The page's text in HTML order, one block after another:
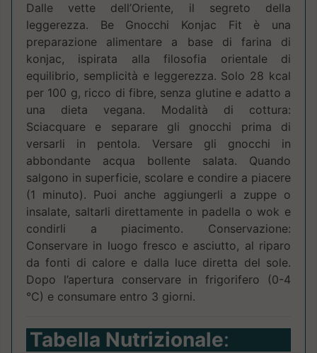
Dalle vette dell’Oriente, il segreto della
leggerezza. Be Gnocchi Konjac Fit è una
preparazione alimentare a base di farina di
konjac, ispirata alla filosofia orientale di
equilibrio, semplicità e leggerezza. Solo 28 kcal
per 100 g, ricco di fibre, senza glutine e adatto a
una dieta vegana. Modalità di cottura:
Sciacquare e separare gli gnocchi prima di
versarli in pentola. Versare gli gnocchi in
abbondante acqua bollente salata. Quando
salgono in superficie, scolare e condire a piacere
(1 minuto). Puoi anche aggiungerli a zuppe o
insalate, saltarli direttamente in padella o wok e
condirli a piacimento. Conservazione:
Conservare in luogo fresco e asciutto, al riparo
da fonti di calore e dalla luce diretta del sole.
Dopo l’apertura conservare in frigorifero (0-4
°C) e consumare entro 3 giorni.
Tabella Nutrizionale: